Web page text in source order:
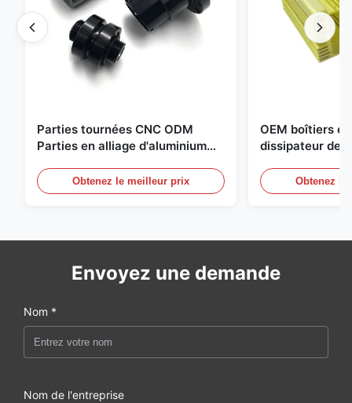
Parties tournées CNC ODM
Parties en alliage d'aluminium
Obtenez le meilleur prix
OEM boîtiers
dissipateur de
compactes
Obtenez
Envoyez une demande
Nom *
Nom de l'entreprise